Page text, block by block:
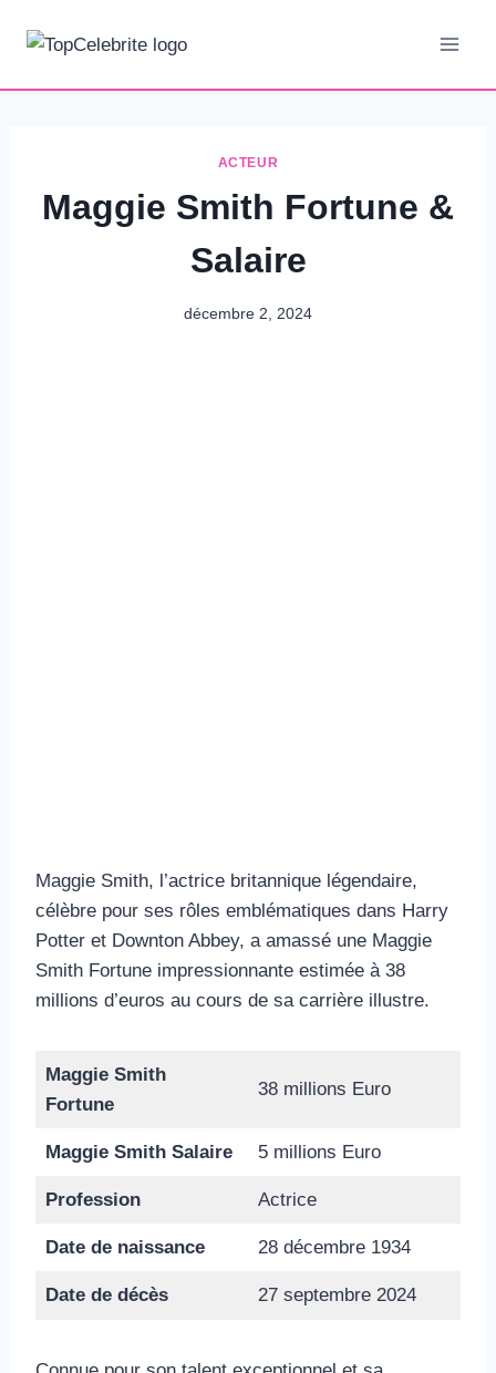
ACTEUR
Maggie Smith Fortune &
Salaire
décembre 2, 2024
Maggie Smith, l’actrice britannique légendaire,
célèbre pour ses rôles emblématiques dans Harry
Potter et Downton Abbey, a amassé une Maggie
Smith Fortune impressionnante estimée à 38
millions d’euros au cours de sa carrière illustre.
Maggie Smith
Fortune
38 millions Euro
Maggie Smith Salaire 5 millions Euro
Profession Actrice
Date de naissance 28 décembre 1934
Date de décès 27 septembre 2024